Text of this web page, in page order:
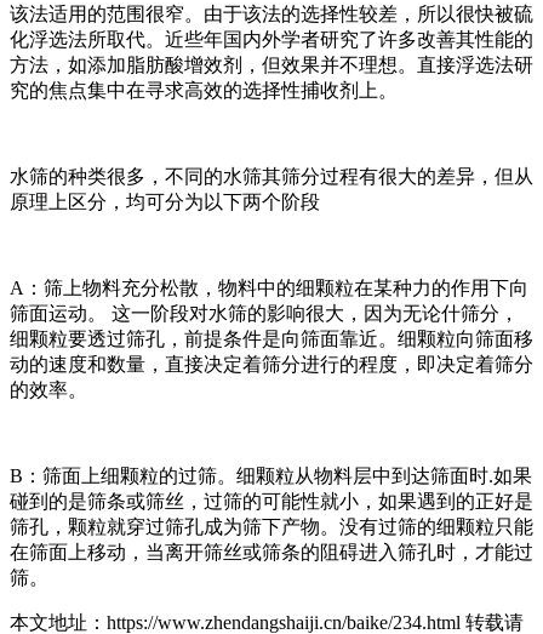
该法适用的范围很窄。由于该法的选择性较差，所以很快被硫
化浮选法所取代。近些年国内外学者研究了许多改善其性能的
方法，如添加脂肪酸增效剂，但效果并不理想。直接浮选法研
究的焦点集中在寻求高效的选择性捕收剂上。
水筛的种类很多，不同的水筛其筛分过程有很大的差异，但从
原理上区分，均可分为以下两个阶段
A：筛上物料充分松散，物料中的细颗粒在某种力的作用下向
筛面运动。 这一阶段对水筛的影响很大，因为无论什筛分，
细颗粒要透过筛孔，前提条件是向筛面靠近。细颗粒向筛面移
动的速度和数量，直接决定着筛分进行的程度，即决定着筛分
的效率。
B：筛面上细颗粒的过筛。细颗粒从物料层中到达筛面时.如果
碰到的是筛条或筛丝，过筛的可能性就小，如果遇到的正好是
筛孔，颗粒就穿过筛孔成为筛下产物。没有过筛的细颗粒只能
在筛面上移动，当离开筛丝或筛条的阻碍进入筛孔时，才能过
筛。
本文地址：https://www.zhendangshaiji.cn/baike/234.html 转载请